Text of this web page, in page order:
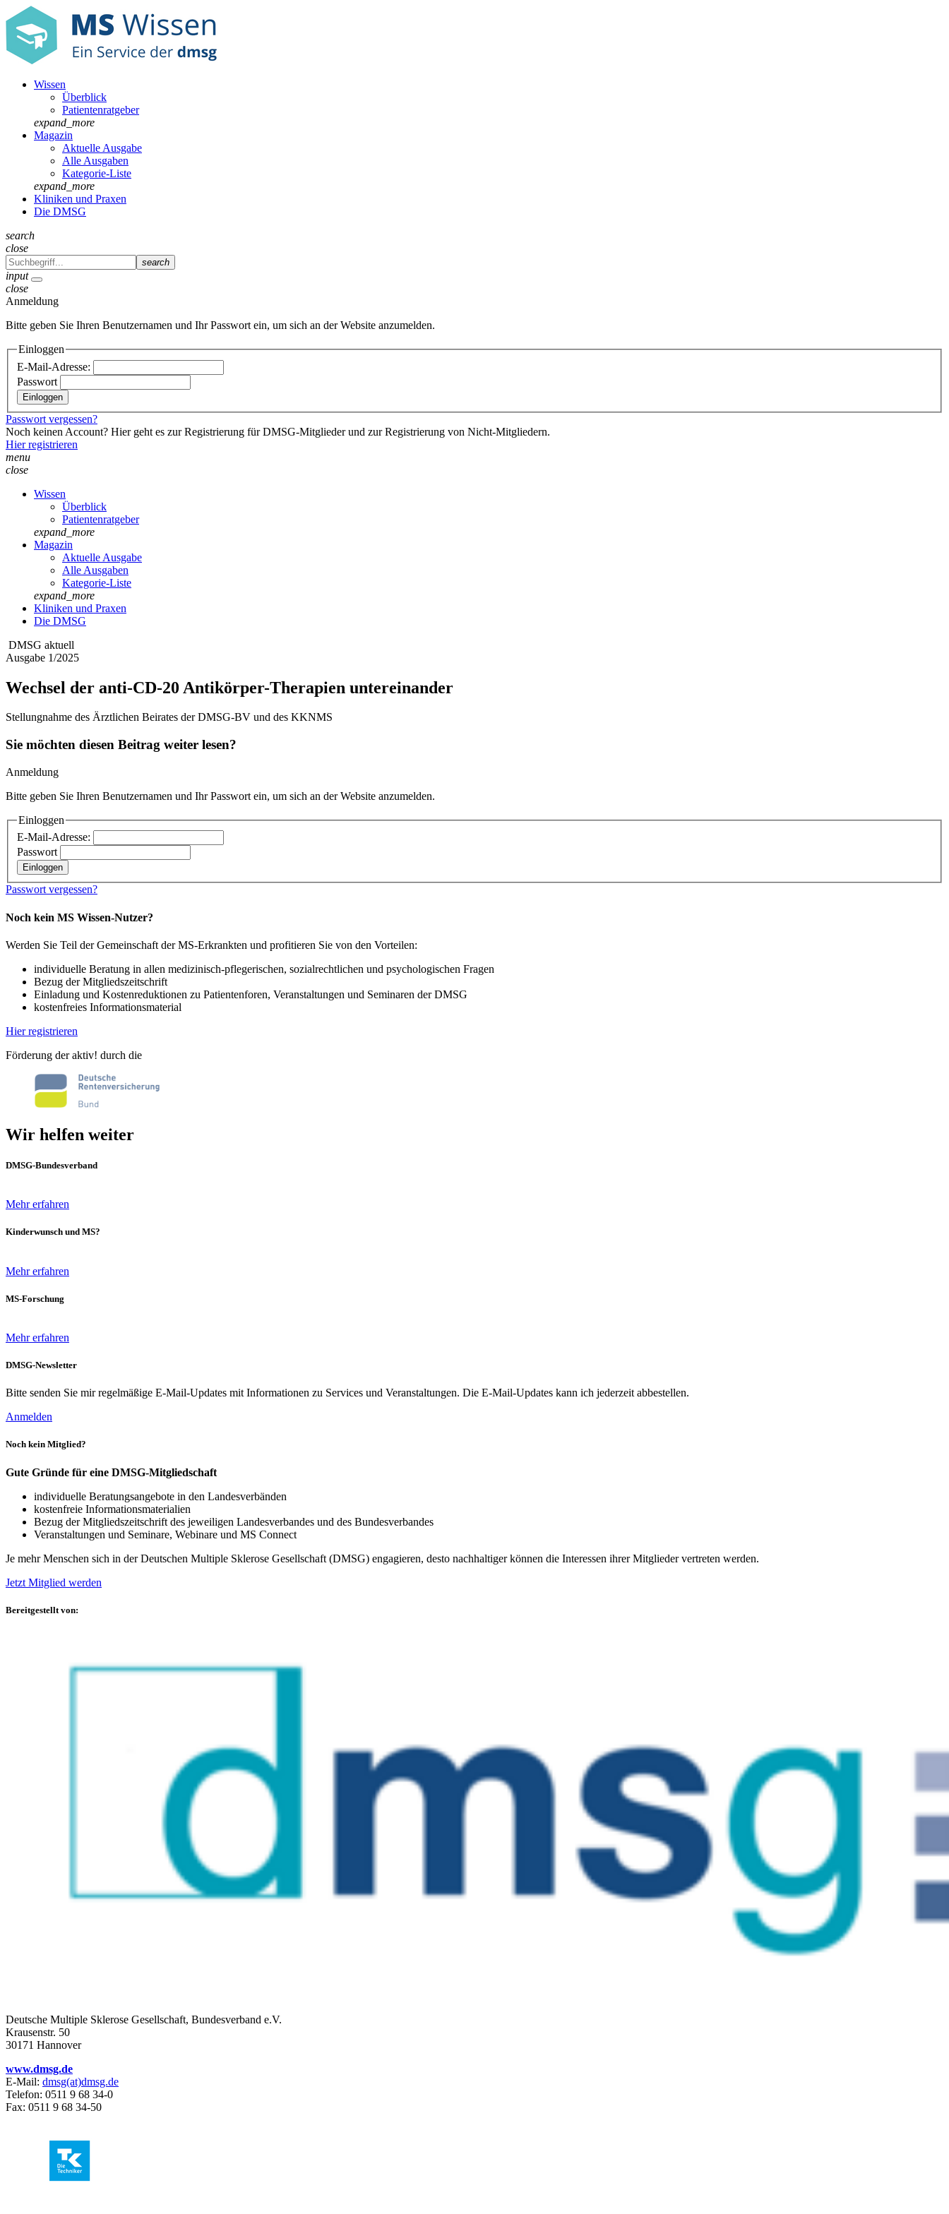
Wissen
Überblick
Patientenratgeber
expand_more
Magazin
Aktuelle Ausgabe
Alle Ausgaben
Kategorie-Liste
expand_more
Kliniken und Praxen
Die DMSG
search
close
search
input
close
Anmeldung
Bitte geben Sie Ihren Benutzernamen und Ihr Passwort ein, um sich an der Website anzumelden.
Einloggen
E-Mail-Adresse:
Passwort
Passwort vergessen?
Noch keinen Account? Hier geht es zur Registrierung für DMSG-Mitglieder und zur Registrierung von Nicht-Mitgliedern.
Hier registrieren
menu
close
Wissen
Überblick
Patientenratgeber
expand_more
Magazin
Aktuelle Ausgabe
Alle Ausgaben
Kategorie-Liste
expand_more
Kliniken und Praxen
Die DMSG
DMSG aktuell
Ausgabe 1/2025
Wechsel der anti-CD-20 Antikörper-Therapien untereinander
Stellungnahme des Ärztlichen Beirates der DMSG-BV und des KKNMS
Sie möchten diesen Beitrag weiter lesen?
Anmeldung
Bitte geben Sie Ihren Benutzernamen und Ihr Passwort ein, um sich an der Website anzumelden.
Einloggen
E-Mail-Adresse:
Passwort
Passwort vergessen?
Noch kein MS Wissen-Nutzer?
Werden Sie Teil der Gemeinschaft der MS-Erkrankten und profitieren Sie von den Vorteilen:
individuelle Beratung in allen medizinisch-pflegerischen, sozialrechtlichen und psychologischen Fragen
Bezug der Mitgliedszeitschrift
Einladung und Kostenreduktionen zu Patientenforen, Veranstaltungen und Seminaren der DMSG
kostenfreies Informationsmaterial
Hier registrieren
Förderung der aktiv! durch die
Wir helfen weiter
DMSG-Bundesverband
Mehr erfahren
Kinderwunsch und MS?
Mehr erfahren
MS-Forschung
Mehr erfahren
DMSG-Newsletter
Bitte senden Sie mir regelmäßige E-Mail-Updates mit Informationen zu Services und Veranstaltungen. Die E-Mail-Updates kann ich jederzeit abbestellen.
Anmelden
Noch kein Mitglied?
Gute Gründe für eine DMSG-Mitgliedschaft
individuelle Beratungsangebote in den Landesverbänden
kostenfreie Informationsmaterialien
Bezug der Mitgliedszeitschrift des jeweiligen Landesverbandes und des Bundesverbandes
Veranstaltungen und Seminare, Webinare und MS Connect
Je mehr Menschen sich in der Deutschen Multiple Sklerose Gesellschaft (DMSG) engagieren, desto nachhaltiger können die Interessen ihrer Mitglieder vertreten werden.
Jetzt Mitglied werden
Bereitgestellt von:
Deutsche Multiple Sklerose Gesellschaft, Bundesverband e.V.
Krausenstr. 50
30171 Hannover
www.dmsg.de
E-Mail: dmsg(at)dmsg.de
Telefon: 0511 9 68 34-0
Fax: 0511 9 68 34-50